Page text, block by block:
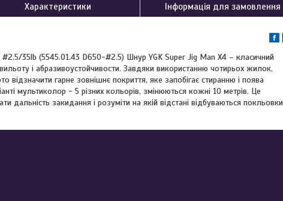
Характеристики Інформація для замовлення
35lb (5545.01.43 D650-#2.5) Шнур YGK Super Jig Man X4 – класичний
і абразивоустойчивости. Завдяки використанню чотирьох жилок,
відзначити гарне зовнішнє покриття, яке запобігає стиранню і поява
мультиколор - 5 різних кольорів, змінюються кожні 10 метрів. Це
закидання і розуміти на якій відстані відбуваються покльовки